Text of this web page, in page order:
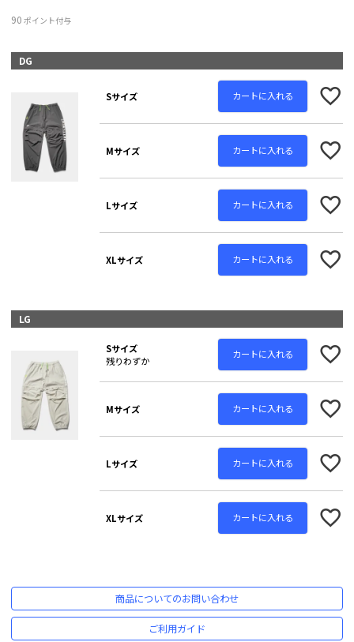
90 ポイント付与
DG
Sサイズ カートに入れる
Mサイズ カートに入れる
Lサイズ カートに入れる
XLサイズ カートに入れる
LG
Sサイズ
残りわずか
カートに入れる
Mサイズ カートに入れる
Lサイズ カートに入れる
XLサイズ カートに入れる
商品についてのお問い合わせ
ご利用ガイド